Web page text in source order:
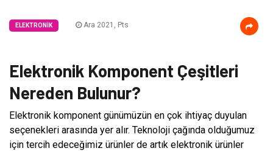
ELEKTRONIK Ara 2021, Pts
Elektronik Komponent Çeşitleri
Nereden Bulunur?
Elektronik komponent günümüzün en çok ihtiyaç duyulan
seçenekleri arasında yer alır. Teknoloji çağında olduğumuz
için tercih edeceğimiz ürünler de artık elektronik ürünler